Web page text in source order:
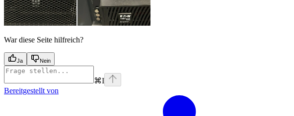
War diese Seite hilfreich?
Ja Nein
⌘I
Bereitgestellt von